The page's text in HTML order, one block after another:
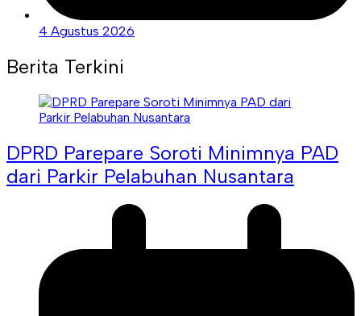
4 Agustus 2026
Berita Terkini
DPRD Parepare Soroti Minimnya PAD
dari Parkir Pelabuhan Nusantara